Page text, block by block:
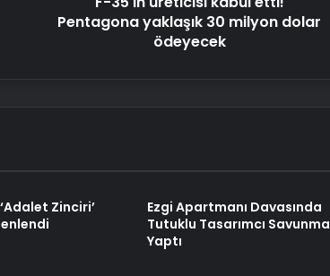
ödeyecek
Pentagona yaklaşık 30 milyon dolar
ödeyecek
Zinciri’
Ezgi Apartmanı Davasında
Tutuklu Tasarımcı Savunma
Yaptı